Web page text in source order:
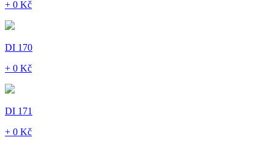
+ 0 Kč
DI 170
+ 0 Kč
DI 171
+ 0 Kč